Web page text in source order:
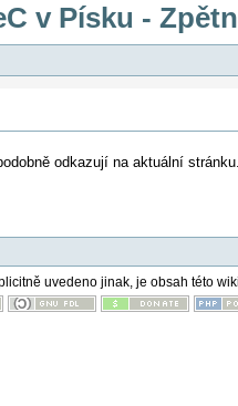
v Písku -
odkazují na aktuální
uvedeno jinak, je obsah této